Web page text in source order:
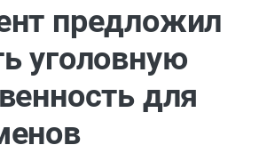
#новости
предложил
уголовную
для